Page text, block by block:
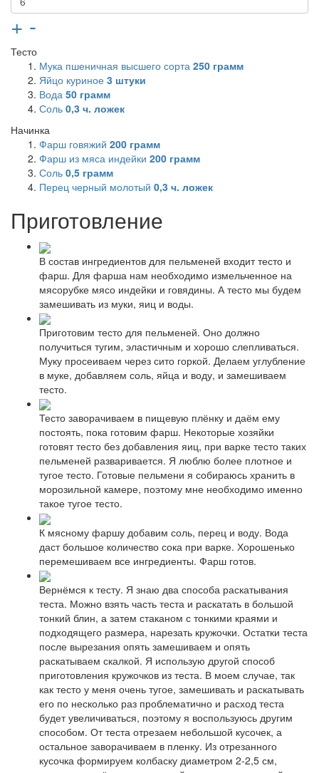
+ -
Тесто
Мука пшеничная высшего сорта 250 грамм
Яйцо куриное 3 штуки
Вода 50 грамм
Соль 0,3 ч. ложек
Начинка
Фарш говяжий 200 грамм
Фарш из мяса индейки 200 грамм
Соль 0,5 грамм
Перец черный молотый 0,3 ч. ложек
Приготовление
В состав ингредиентов для пельменей входит тесто и
фарш. Для фарша нам необходимо измельченное на
мясорубке мясо индейки и говядины. А тесто мы будем
замешивать из муки, яиц и воды.
Приготовим тесто для пельменей. Оно должно
получиться тугим, эластичным и хорошо слепливаться.
Муку просеиваем через сито горкой. Делаем углубление
в муке, добавляем соль, яйца и воду, и замешиваем
тесто.
Тесто заворачиваем в пищевую плёнку и даём ему
постоять, пока готовим фарш. Некоторые хозяйки
готовят тесто без добавления яиц, при варке тесто таких
пельменей разваривается. Я люблю более плотное и
тугое тесто. Готовые пельмени я собираюсь хранить в
морозильной камере, поэтому мне необходимо именно
такое тугое тесто.
К мясному фаршу добавим соль, перец и воду. Вода
даст большое количество сока при варке. Хорошенько
перемешиваем все ингредиенты. Фарш готов.
Вернёмся к тесту. Я знаю два способа раскатывания
теста. Можно взять часть теста и раскатать в большой
тонкий блин, а затем стаканом с тонкими краями и
подходящего размера, нарезать кружочки. Остатки теста
после вырезания опять замешиваем и опять
раскатываем скалкой. Я использую другой способ
приготовления кружочков из теста. В моем случае, так
как тесто у меня очень тугое, замешивать и раскатывать
его по несколько раз проблематично и расход теста
будет увеличиваться, поэтому я воспользуюсь другим
способом. От теста отрезаем небольшой кусочек, а
остальное заворачиваем в пленку. Из отрезанного
кусочка формируем колбаску диаметром 2-2,5 см,